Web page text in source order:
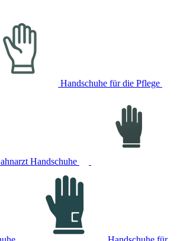
Handschuhe für die Pflege
Handschuhe